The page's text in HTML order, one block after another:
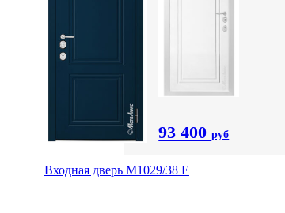
93 400руб
Входная дверь М1029/38 E